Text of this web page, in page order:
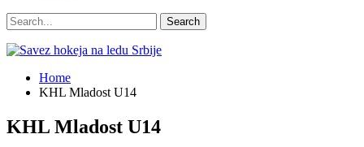
Home
KHL Mladost U14
KHL Mladost U14